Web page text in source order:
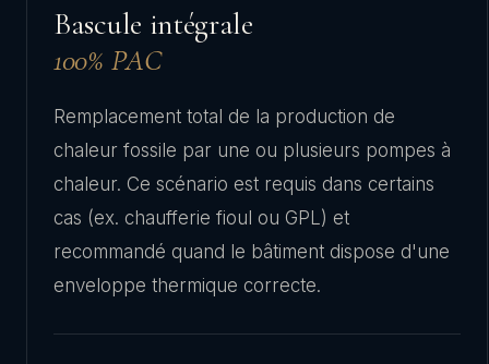
Bascule intégrale
100% PAC
Remplacement total de la production de
chaleur fossile par une ou plusieurs pompes à
chaleur. Ce scénario est requis dans certains
cas (ex. chaufferie fioul ou GPL) et
recommandé quand le bâtiment dispose d'une
enveloppe thermique correcte.